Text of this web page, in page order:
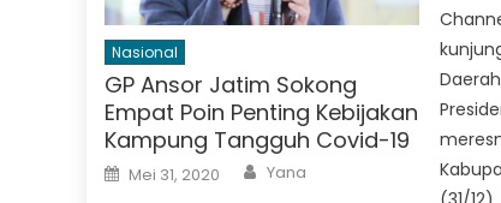
Nasional
GP Ansor Jatim Sokong
Empat Poin Penting Kebijakan
Kampung Tangguh Covid-19
Posted
on
Mei 31, 2020 Author
Yana